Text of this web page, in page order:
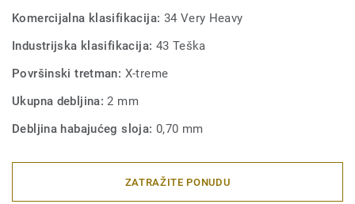
Komercijalna klasifikacija: 34 Very Heavy
Industrijska klasifikacija: 43 Teška
Površinski tretman: X-treme
Ukupna debljina:2 mm
Debljina habajućeg sloja: 0,70 mm
ZATRAŽITE PONUDU